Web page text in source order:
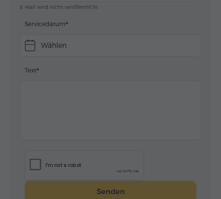
E-Mail wird nicht veröffentlicht
Servicedatum
Wählen
Text
Senden